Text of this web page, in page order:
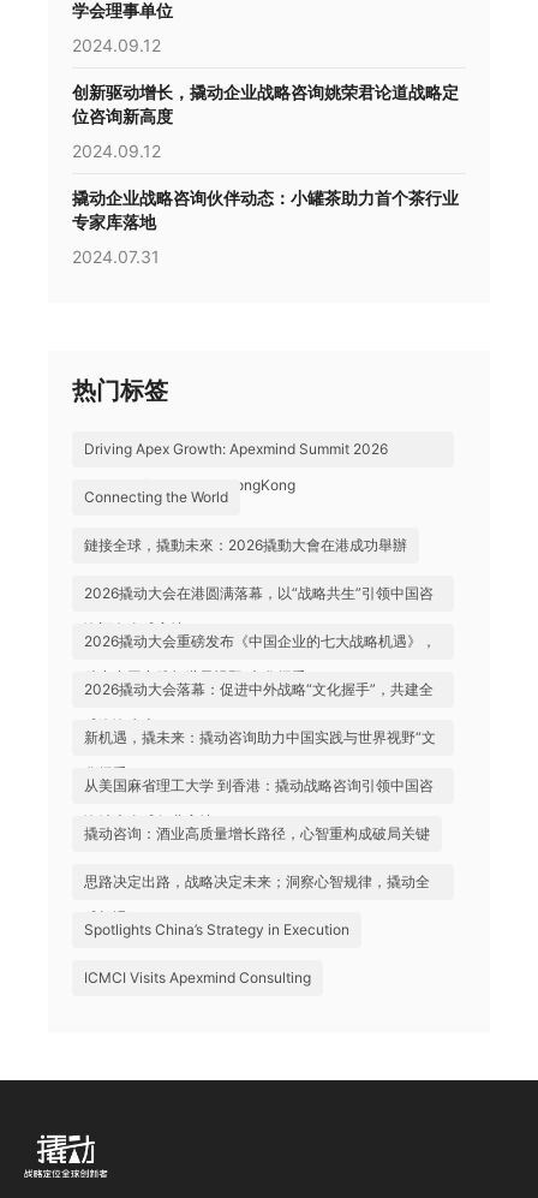
学会理事单位
2024.09.12
创新驱动增长，撬动企业战略咨询姚荣君论道战略定
位咨询新高度
2024.09.12
撬动企业战略咨询伙伴动态：小罐茶助力首个茶行业
专家库落地
2024.07.31
热门标签
Driving Apex Growth: Apexmind Summit 2026
Successfully Held in HongKong
Connecting the World
鏈接全球，撬動未來：2026撬動大會在港成功舉辦
2026撬动大会在港圆满落幕，以“战略共生”引领中国咨
询迈向全球高地
2026撬动大会重磅发布《中国企业的七大战略机遇》，
助力中国实践与世界视野“文化握手”
2026撬动大会落幕：促进中外战略“文化握手”，共建全
球咨询生态
新机遇，撬未来：撬动咨询助力中国实践与世界视野“文
化握手”
从美国麻省理工大学 到香港：撬动战略咨询引领中国咨
询站上全球行业高地
撬动咨询：酒业高质量增长路径，心智重构成破局关键
思路决定出路，战略决定未来；洞察心智规律，撬动全
球机遇
Spotlights China’s Strategy in Execution
ICMCI Visits Apexmind Consulting